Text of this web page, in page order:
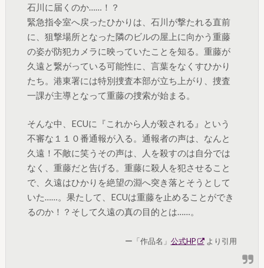
石川に届くのか……！？
緊急指令室へ戻ったひかりは、石川が撃たれる直前
に、狙撃場所となった隣のビルの屋上に向かう重藤
の姿が防犯カメラに映っていたことを知る。重藤が
久遠と繋がっている可能性に、言葉をなくすひかり
たち。港東署には特別捜査本部が立ち上がり、捜査
一課が主導となって重藤の捜索が始まる。
そんな中、ECUに『これから人が殺される』という
不審な１１０番通報が入る。通報者の声は、なんと
久遠！不敵に笑うその声は、人を殺すのは自分では
なく、重藤だと告げる。重藤に殺人を犯させること
で、久遠はひかりを絶望の淵へ突き落とそうとして
いた……。果たして、ECUは重藤を止めることができ
るのか！？そして久遠の真の目的とは……。
ー「作品名」 公式HP より引用